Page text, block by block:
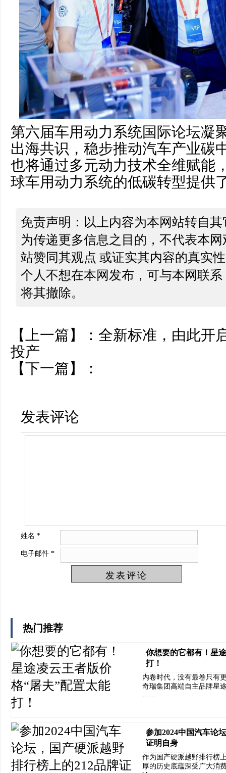
第六届车用动力系统国际论坛凝
出海共识，稳步推动汽车产业碳
也将通过多元动力技术全维赋能
球车用动力系统的低碳转型提供
免责声明：以上内容为本网站转自
为传递更多信息之目的，不代表本
站赞同其观点 或证实其内容的真实
个人不想在本网发布，可与本网联
将其撤除。
【上一篇】： 全新标准，由此开
投产
【下一篇】：
发表评论
姓名 *
电子邮件 *
热门推荐
你想要的它都有！星
打！
内卷时代，没有最卷只有
奇瑞集团高端自主品牌星
……
参加2024中国汽车论
证明自身
作为国产硬派越野排行榜
厚的历史底蕴深受广大消